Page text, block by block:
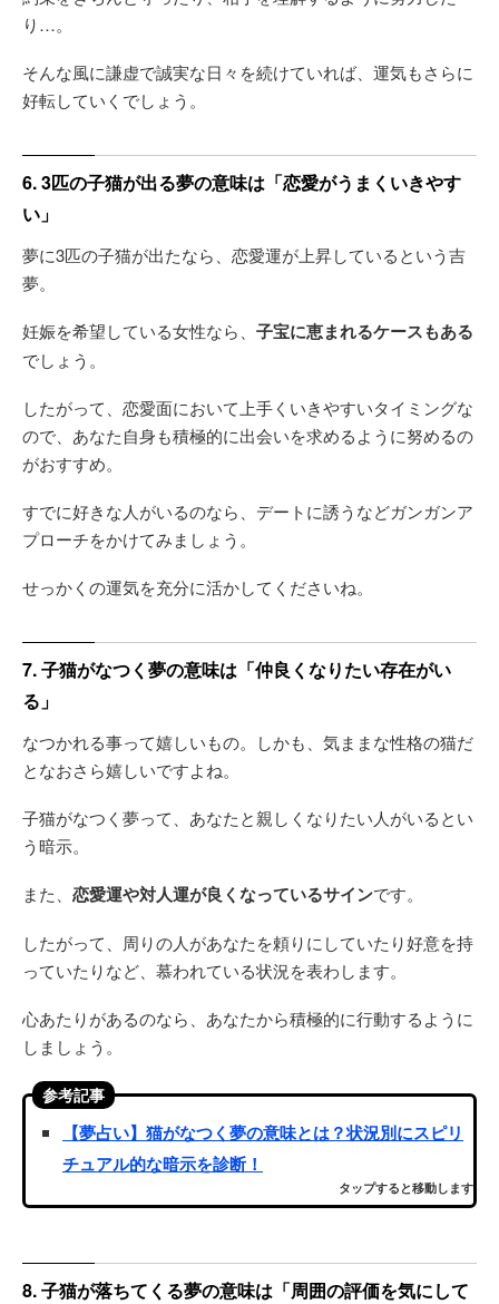
り…。
そんな風に謙虚で誠実な日々を続けていれば、運気もさらに
好転していくでしょう。
6. 3匹の子猫が出る夢の意味は「恋愛がうまくいきやす
い」
夢に3匹の子猫が出たなら、恋愛運が上昇しているという吉
夢。
妊娠を希望している女性なら、 子宝に恵まれるケースもある
でしょう。
したがって、恋愛面において上手くいきやすいタイミングな
ので、あなた自身も積極的に出会いを求めるように努めるの
がおすすめ。
すでに好きな人がいるのなら、デートに誘うなどガンガンア
プローチをかけてみましょう。
せっかくの運気を充分に活かしてくださいね。
7. 子猫がなつく夢の意味は「仲良くなりたい存在がい
る」
なつかれる事って嬉しいもの。しかも、気ままな性格の猫だ
となおさら嬉しいですよね。
子猫がなつく夢って、あなたと親しくなりたい人がいるとい
う暗示。
また、 恋愛運や対人運が良くなっているサインです。
したがって、周りの人があなたを頼りにしていたり好意を持
っていたりなど、慕われている状況を表わします。
心あたりがあるのなら、あなたから積極的に行動するように
しましょう。
参考記事
【夢占い】猫がなつく夢の意味とは？状況別にスピリ
チュアル的な暗示を診断！
タップすると移動します
8. 子猫が落ちてくる夢の意味は「周囲の評価を気にして